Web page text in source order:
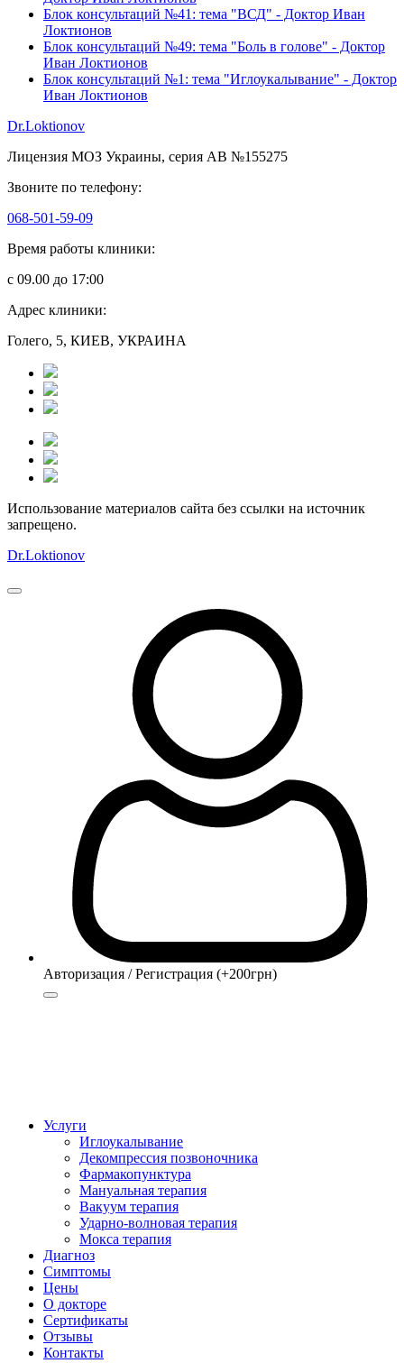
Блок консультаций №41: тема "ВСД" - Доктор Иван
Локтионов
Блок консультаций №49: тема "Боль в голове" - Доктор
Иван Локтионов
Блок консультаций №1: тема "Иглоукалывание" - Доктор
Иван Локтионов
Dr.Loktionov
Лицензия МОЗ Украины, серия АВ №155275
Звоните по телефону:
068-501-59-09
Время работы клиники:
с 09.00 до 17:00
Адрес клиники:
Голего, 5, КИЕВ, УКРАИНА
Использование материалов сайта без ссылки на источник
запрещено.
Dr.Loktionov
Авторизация / Регистрация (+200грн)
Услуги
Иглоукалывание
Декомпрессия позвоночника
Фармакопунктура
Мануальная терапия
Вакуум терапия
Ударно-волновая терапия
Мокса терапия
Диагноз
Симптомы
Цены
О докторе
Сертификаты
Отзывы
Контакты